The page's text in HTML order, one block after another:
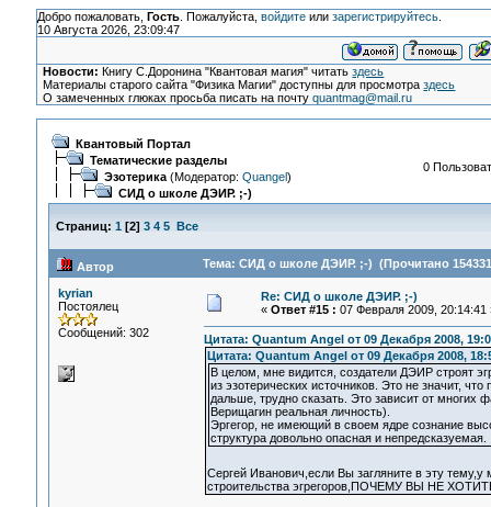
Добро пожаловать, Гость. Пожалуйста, войдитеили зарегистрируйтесь.
10 Августа 2026, 23:09:47
Новости: Книгу С.Доронина "Квантовая магия" читатьздесь
Материалы старого сайта "Физика Магии" доступны для просмотраздесь
О замеченных глюках просьба писать на почтуquantmag@mail.ru
Квантовый Портал
Тематические разделы
Эзотерика(Модератор: Quangel)
СИД о школе ДЭИР. ;-)
0
Страниц: 1 [2] 3 4 5 Все
Автор Тема: СИД о школе ДЭИР. ;-) (Прочитано
kyrian
Постоялец
Сообщений: 302
Re: СИД о школе ДЭИР. ;-)
« Ответ #15 : 07 Февраля 2009, 20:14:41
Цитата: Quantum Angel от 09 Декабря 2008,
Цитата: Quantum Angel от 09 Декабря 2008,
В целом, мне видится, создатели ДЭИР строят
из эзотерических источников. Это не значит,
дальше, трудно сказать. Это зависит от многих
Верищагин реальная личность).
Эргегор, не имеющий в своем ядре сознание
структура довольно опасная и непредсказуемая.
Сергей Иванович,если Вы загляните в эту тему,у
строительства эгрегоров,ПОЧЕМУ ВЫ НЕ